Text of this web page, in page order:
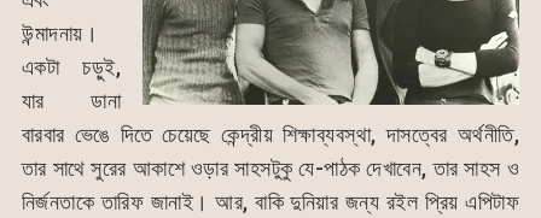
উন্মাদনায়।
একটা চড়ুই,
যার ডানা
বারবার ভেঙে দিতে চেয়েছে কেন্দ্রীয় শিক্ষাব্যবস্থা, দাসত্বের অর্থনীতি,
তার সাথে সুরের আকাশে ওড়ার সাহসটুকু যে-পাঠক দেখাবেন, তার সাহস ও
নির্জনতাকে তারিফ জানাই। আর, বাকি দুনিয়ার জন্য রইল প্রিয় এপিটাফ